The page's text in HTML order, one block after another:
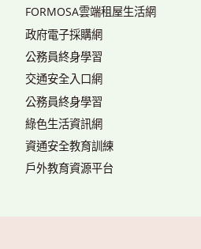
FORMOSA雲端租屋生活網
政府電子採購網
公務員終身學習
交通安全入口網
公務員終身學習
綠色生活資訊網
資通安全教育訓練
戶外教育資源平台